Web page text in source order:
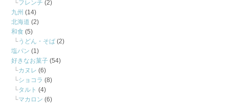
フレンチ (2)
九州 (14)
北海道 (2)
和食 (5)
うどん・そば (2)
塩パン (1)
好きなお菓子 (54)
カヌレ (6)
ショコラ (8)
タルト (4)
マカロン (6)